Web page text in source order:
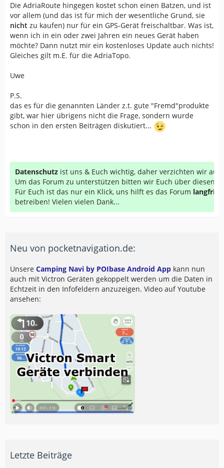
Die AdriaRoute hingegen kostet schon einen Batzen, und ist
vor allem (und das ist für mich der wesentliche Grund, sie
nicht zu kaufen) nur für ein GPS-Gerät freischaltbar. Was ist,
wenn ich in ein oder zwei Jahren ein neues Gerät haben
möchte? Dann nutzt mir ein kostenloses Update auch nichts!
Gleiches gilt m.E. für die AdriaTopo.
Uwe
P.S.
das es für die genannten Länder z.t. gute "Fremd"produkte
gibt, war hier übrigens nicht die Frage, sondern wurde
schon in den ersten Beiträgen diskutiert...
Datenschutz ist uns & Euch wichtig, daher verzichten wir auf
Um das Forum zu unterstützen bitten wir Euch über diesen
Für Euch ist das nur ein Klick, uns hilft es das Forum
betreiben! Vielen vielen Dank...
Neu von pocketnavigation.de:
Unsere Camping Navi by POIbase Android App kann nun
auch mit Victron Geräten gekoppelt werden um die Daten in
Echtzeit in den Infofeldern anzuzeigen. Video auf Youtube
ansehen:
Letzte Beiträge